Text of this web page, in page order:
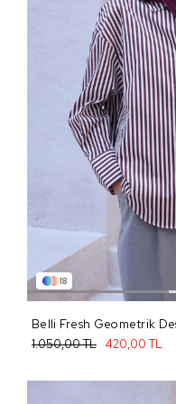
18
420,00 TL
1.050,00 TL